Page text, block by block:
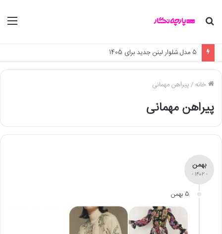
جستجو
5 مدل شلوار لینن جدید برای 1405
خانه /پیراهن مهمانی
پیراهن مهمانی
بهمن
- 1402 -
5 بهمن